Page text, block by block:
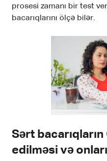
prosesi zamanı bir test
bacarıqlarını ölçə bilər.
Sərt bacarıqların
edilməsi və